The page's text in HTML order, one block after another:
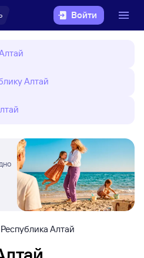
Войти
Алтай
Республика Алтай